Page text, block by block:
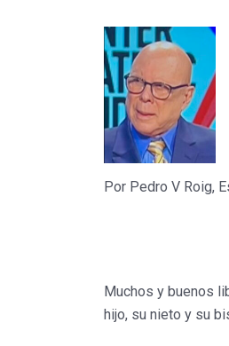
Por Pedro V Roig,
Muchos y buenos
hijo, su nieto y su